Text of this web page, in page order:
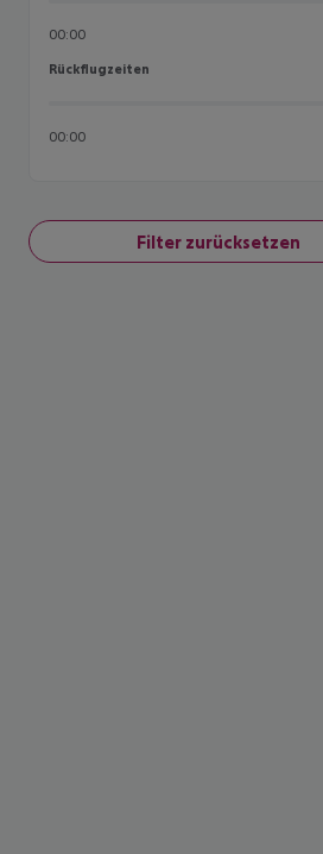
00:00
Rückflugzeiten
Rückflugzeiten
00:00
Filter zurücksetzen